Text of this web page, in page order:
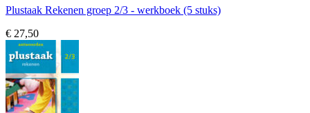
Plustaak Rekenen groep 2/3 - werkboek (5 stuks)
€ 27,50